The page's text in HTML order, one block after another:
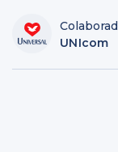
UNIcom